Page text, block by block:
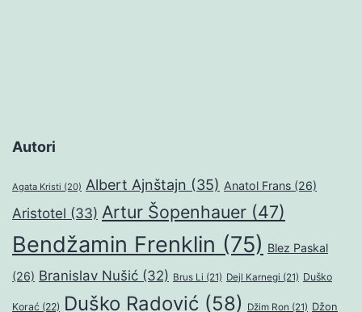
Autori
Agata Kristi (20) Albert Ajnštajn (35) Anatol Frans (26)
Aristotel (33) Artur Šopenhauer (47)
Bendžamin Frenklin (75) Blez Paskal
(26) Branislav Nušić (32) Brus Li (21) Dejl Karnegi (21) Duško
Korać (22) Duško Radović (58) Džim Ron (21) Džon